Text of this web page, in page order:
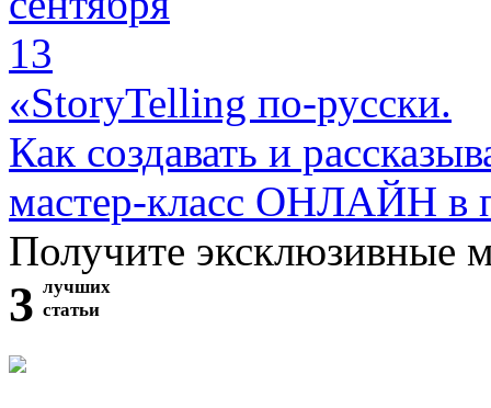
13
«StoryTelling по-русски.
Как создавать и
мастер-класс ОНЛАЙН в
Получите эксклюзивные
3 лучших
статьи